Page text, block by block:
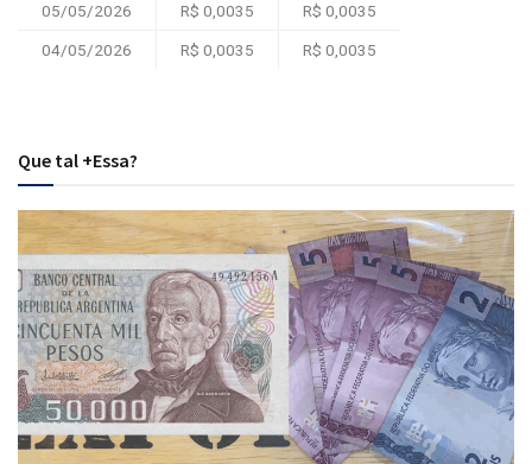
05/05/2026 R$ 0,0035 R$ 0,0035
04/05/2026 R$ 0,0035 R$ 0,0035
Que tal +Essa?